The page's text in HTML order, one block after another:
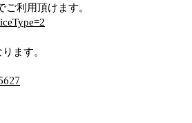
利用頂けます。
ます。